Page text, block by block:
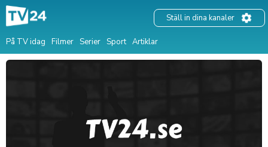
På TV idag Filmer Serier Sport Artiklar
Ställ in dina kanaler